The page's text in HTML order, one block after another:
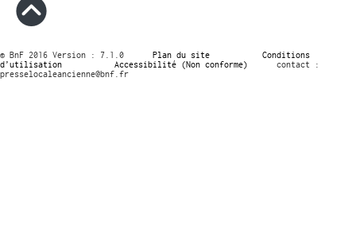
© BnF 2016 Version : 7.1.0 Plan du site
Conditions
d’utilisation
Accessibilité (Non conforme)
contact :
presselocaleancienne@bnf.fr